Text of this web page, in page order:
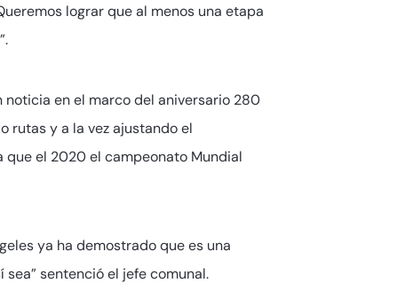
lograr que al menos una etapa
noticia en el marco del aniversario 280
rutas y a la vez ajustando el
que el 2020 el campeonato Mundial
ya ha demostrado que es una
sentenció el jefe comunal.